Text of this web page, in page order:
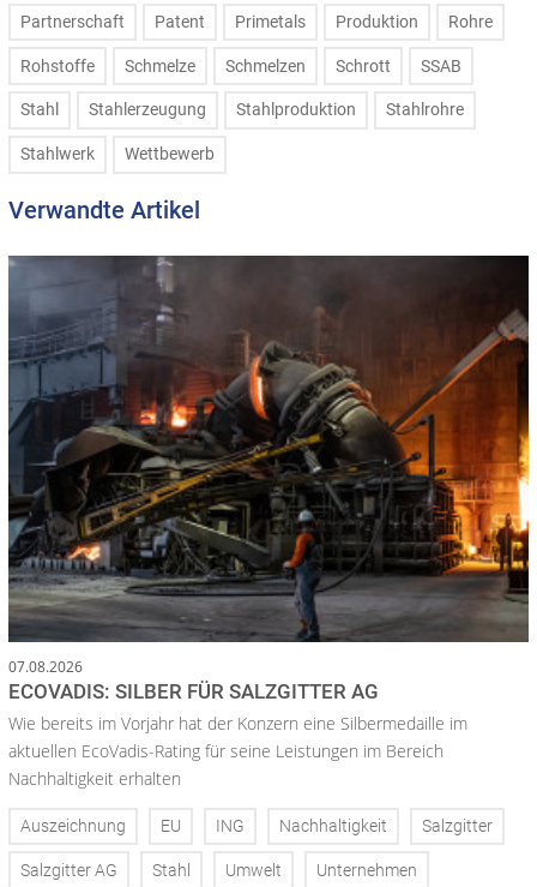
Partnerschaft Patent Primetals Produktion Rohre
Rohstoffe Schmelze Schmelzen Schrott SSAB
Stahl Stahlerzeugung Stahlproduktion Stahlrohre
Stahlwerk Wettbewerb
Verwandte Artikel
07.08.2026
ECOVADIS: SILBER FÜR SALZGITTER AG
Wie bereits im Vorjahr hat der Konzern eine Silbermedaille im
aktuellen EcoVadis-Rating für seine Leistungen im Bereich
Nachhaltigkeit erhalten
Auszeichnung EU ING Nachhaltigkeit Salzgitter
Salzgitter AG Stahl Umwelt Unternehmen